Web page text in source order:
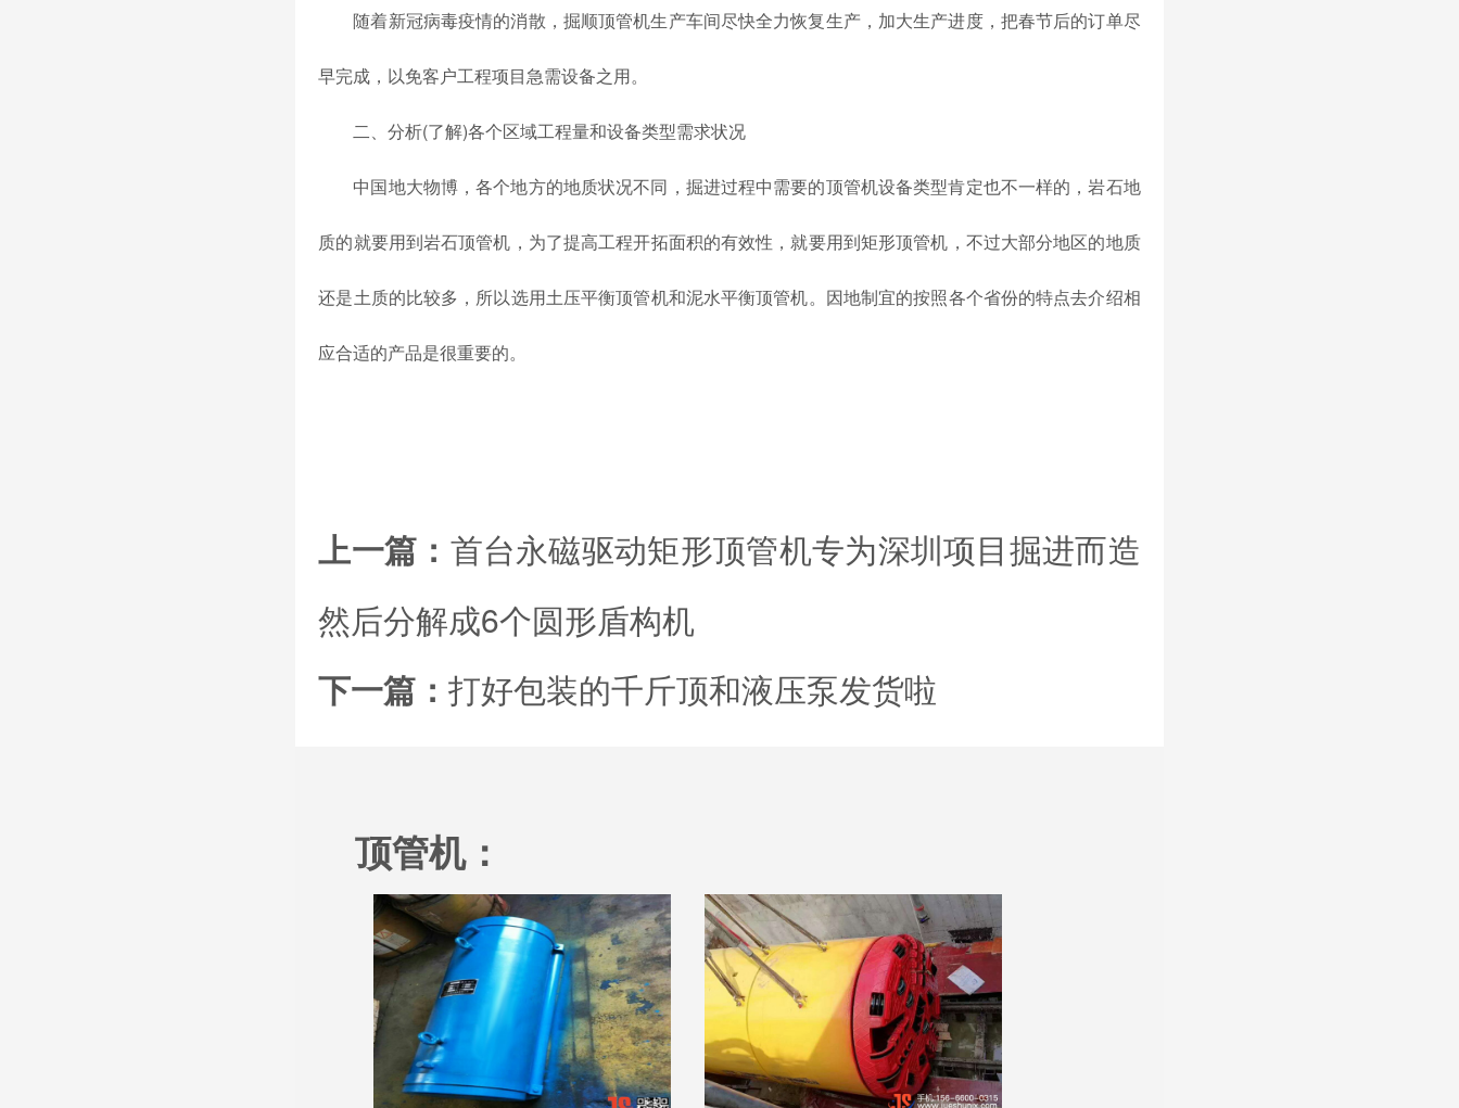
随着新冠病毒疫情的消散，掘顺顶管机生产车间尽快全力恢复生产，加大生产进度，把春节后的订单尽
早完成，以免客户工程项目急需设备之用。
二、分析(了解)各个区域工程量和设备类型需求状况
中国地大物博，各个地方的地质状况不同，掘进过程中需要的顶管机设备类型肯定也不一样的，岩石地
质的就要用到岩石顶管机，为了提高工程开拓面积的有效性，就要用到矩形顶管机，不过大部分地区的地质
还是土质的比较多，所以选用土压平衡顶管机和泥水平衡顶管机。因地制宜的按照各个省份的特点去介绍相
应合适的产品是很重要的。
上一篇： 首台永磁驱动矩形顶管机专为深圳项目掘进而造
然后分解成6个圆形盾构机
下一篇：打好包装的千斤顶和液压泵发货啦
顶管机：